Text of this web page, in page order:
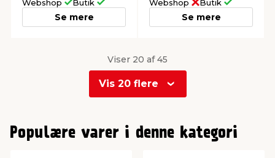
Webshop Butik
Se mere
Webshop Butik
Se mere
Viser 20 af 45
Vis 20 flere
1
2
Populære varer i denne kategori